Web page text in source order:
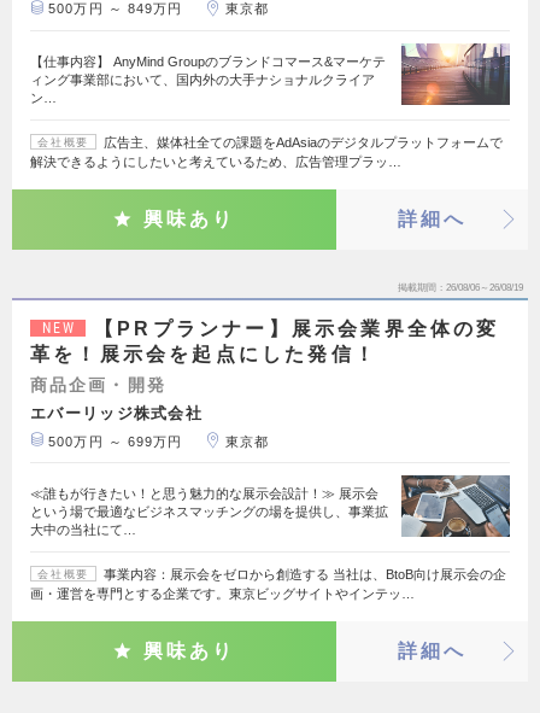
500万円 ～ 849万円 東京都
【仕事内容】 AnyMind Groupのブランドコマース&マーケテ
ィング事業部において、国内外の大手ナショナルクライア
ン…
会社概要
広告主、媒体社全ての課題をAdAsiaのデジタルプラットフォームで
解決できるようにしたいと考えているため、広告管理プラッ…
興味あり 詳細へ
掲載期間 26/08/06～26/08/19
NEW
【PRプランナー】展示会業界全体の変
革を！展示会を起点にした発信！
商品企画・開発
エバーリッジ株式会社
500万円 ～ 699万円 東京都
≪誰もが行きたい！と思う魅力的な展示会設計！≫ 展示会
という場で最適なビジネスマッチングの場を提供し、事業拡
大中の当社にて…
会社概要
事業内容：展示会をゼロから創造する 当社は、BtoB向け展示会の企
画・運営を専門とする企業です。東京ビッグサイトやインテッ…
興味あり 詳細へ